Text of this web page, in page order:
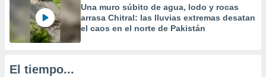
mediante
publicidad
Una muro súbito de agua, lodo y rocas
arrasa Chitral: las lluvias extremas desatan
el caos en el norte de Pakistán
El tiempo...